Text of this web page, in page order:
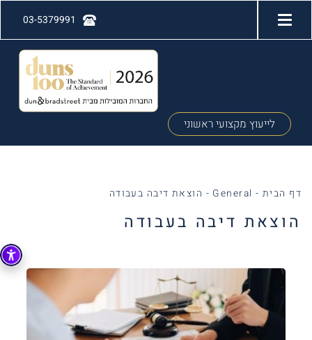
03-5379991
לייעוץ מקצועי ראשוני
דף הבית -
General
- הוצאת דיבה בעבודה
הוצאת דיבה בעבודה